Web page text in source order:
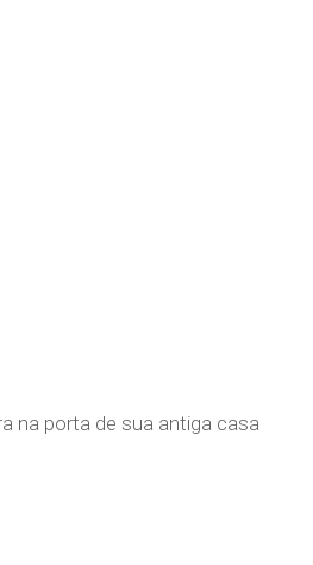
na porta de sua antiga casa